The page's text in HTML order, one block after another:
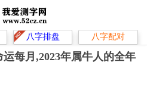
八字排盘 八字配对
每月,2023年属牛人的全年